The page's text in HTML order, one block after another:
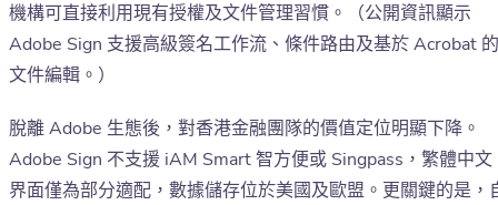
機構可直接利用現有授權及文件管理習慣。（公開資訊顯示
Adobe Sign 支援高級簽名工作流、條件路由及基於 Acrobat 的
文件編輯。）
脫離 Adobe 生態後，對香港金融團隊的價值定位明顯下降。
Adobe Sign 不支援 iAM Smart 智方便或 Singpass，繁體中文
界面僅為部分適配，數據儲存位於美國及歐盟。更關鍵的是，